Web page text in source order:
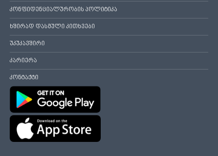
კონფიდენციალურობის პოლიტიკა
ხშირად დასმული კითხვები
უკუკავშირი
კარიერა
კონტაქტი